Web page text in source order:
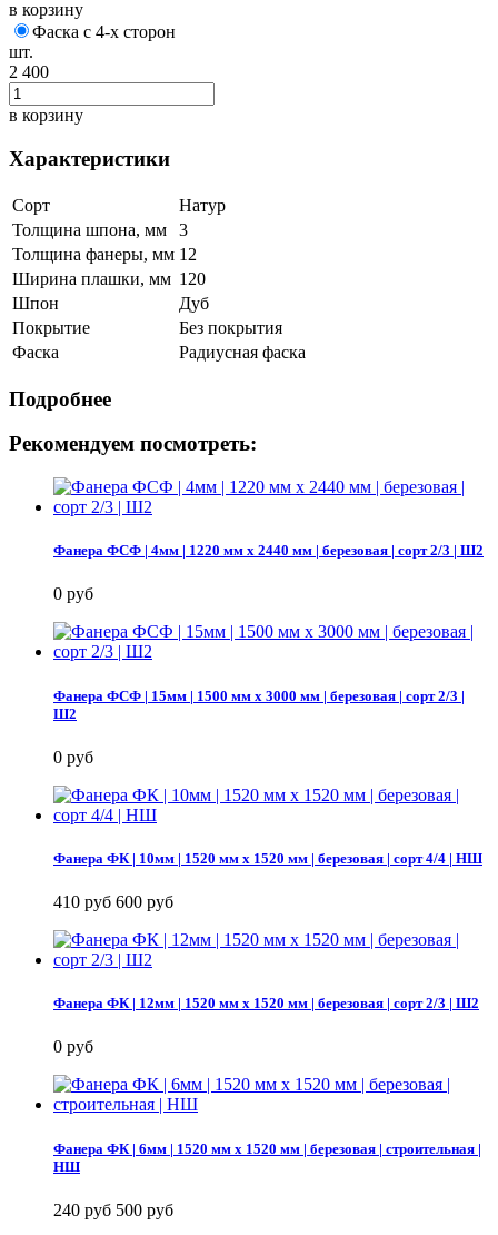
в корзину
Фаска с 4-х сторон
шт.
2 400
в корзину
Характеристики
Сорт
Натур
Толщина шпона, мм
3
Толщина фанеры, мм 12
Ширина плашки, мм 120
Шпон
Дуб
Покрытие
Без покрытия
Фаска
Радиусная фаска
Подробнее
Рекомендуем посмотреть:
Фанера ФСФ | 4мм | 1220 мм х 2440 мм | березовая | сорт 2/3 | Ш2
0 руб
Фанера ФСФ | 15мм | 1500 мм х 3000 мм | березовая | сорт 2/3 |
Ш2
0 руб
Фанера ФК | 10мм | 1520 мм х 1520 мм | березовая | сорт 4/4 | НШ
410 руб 600 руб
Фанера ФК | 12мм | 1520 мм х 1520 мм | березовая | сорт 2/3 | Ш2
0 руб
Фанера ФК | 6мм | 1520 мм х 1520 мм | березовая | строительная |
НШ
240 руб 500 руб